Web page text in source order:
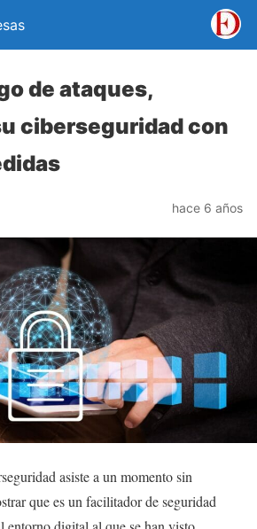
de ataques,
ciberseguridad con
hace 6 años
asiste a un momento sin
que es un facilitador de seguridad